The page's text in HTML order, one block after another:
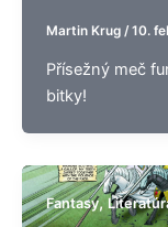
Martin Krug / 10.
Přísežný meč
bitky!
Fantasy,